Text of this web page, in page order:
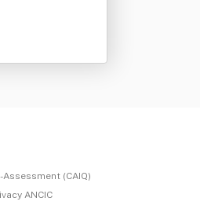
Assessment (CAIQ)
ANCIC